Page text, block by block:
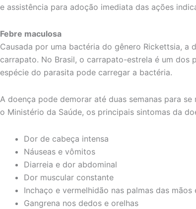
e assistência para adoção imediata das ações
Febre maculosa
Causada por uma bactéria do gênero Rickettsia, a
carrapato. No Brasil, o carrapato-estrela é um dos
espécie do parasita pode carregar a bactéria.
A doença pode demorar até duas semanas para
o Ministério da Saúde, os principais sintomas da
Dor de cabeça intensa
Náuseas e vômitos
Diarreia e dor abdominal
Dor muscular constante
Inchaço e vermelhidão nas palmas das mãos
Gangrena nos dedos e orelhas